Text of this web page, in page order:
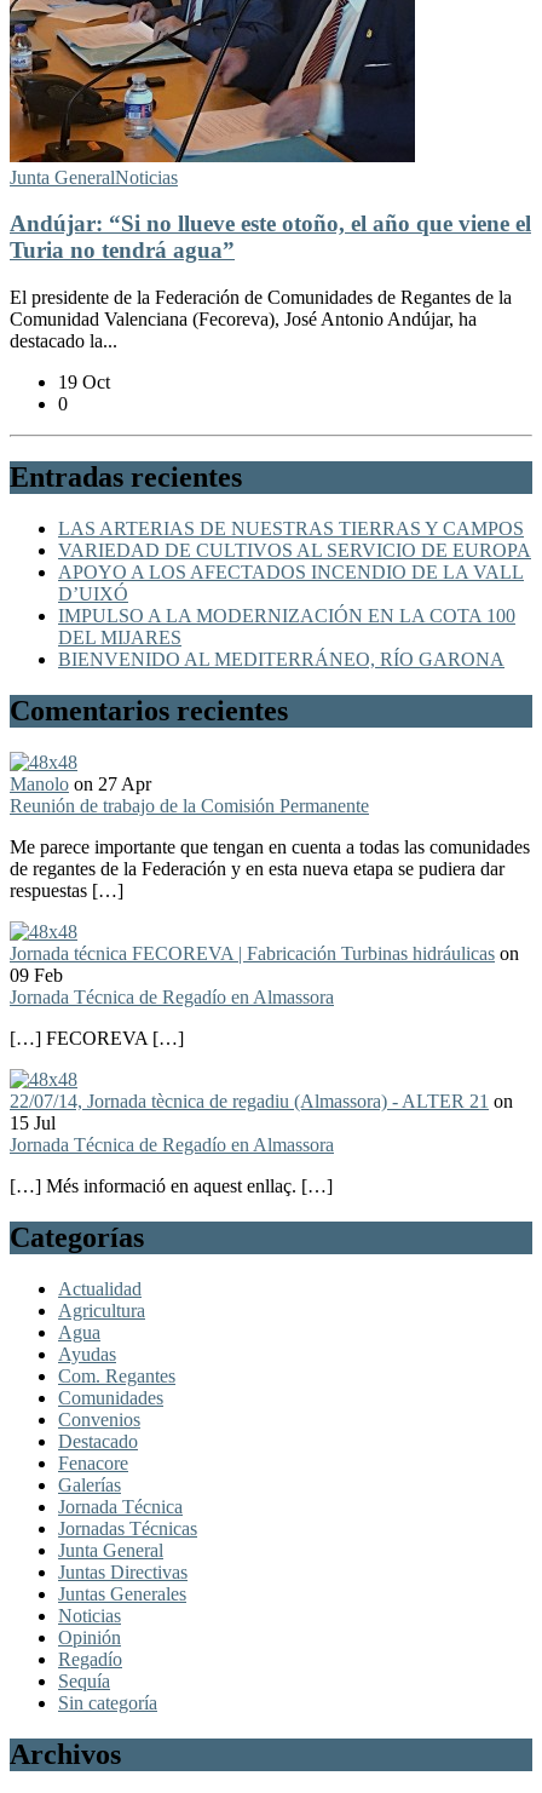
Junta GeneralNoticias
Andújar: “Si no llueve este otoño, el año que viene el
Turia no tendrá agua”
El presidente de la Federación de Comunidades de Regantes de la
Comunidad Valenciana (Fecoreva), José Antonio Andújar, ha
destacado la...
19 Oct
0
Entradas recientes
LAS ARTERIAS DE NUESTRAS TIERRAS Y CAMPOS
VARIEDAD DE CULTIVOS AL SERVICIO DE EUROPA
APOYO A LOS AFECTADOS INCENDIO DE LA VALL
D’UIXÓ
IMPULSO A LA MODERNIZACIÓN EN LA COTA 100
DEL MIJARES
BIENVENIDO AL MEDITERRÁNEO, RÍO GARONA
Comentarios recientes
Manolo on 27 Apr
Reunión de trabajo de la Comisión Permanente
Me parece importante que tengan en cuenta a todas las comunidades
de regantes de la Federación y en esta nueva etapa se pudiera dar
respuestas […]
Jornada técnica FECOREVA | Fabricación Turbinas hidráulicas on
09 Feb
Jornada Técnica de Regadío en Almassora
[…] FECOREVA […]
22/07/14, Jornada tècnica de regadiu (Almassora) - ALTER 21 on
15 Jul
Jornada Técnica de Regadío en Almassora
[…] Més informació en aquest enllaç. […]
Categorías
Actualidad
Agricultura
Agua
Ayudas
Com. Regantes
Comunidades
Convenios
Destacado
Fenacore
Galerías
Jornada Técnica
Jornadas Técnicas
Junta General
Juntas Directivas
Juntas Generales
Noticias
Opinión
Regadío
Sequía
Sin categoría
Archivos